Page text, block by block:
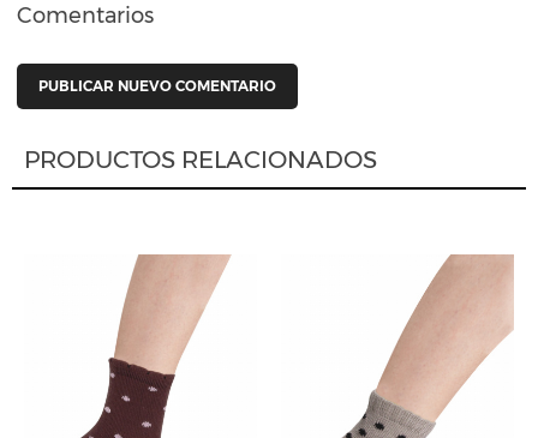
Comentarios
PUBLICAR NUEVO COMENTARIO
PRODUCTOS RELACIONADOS